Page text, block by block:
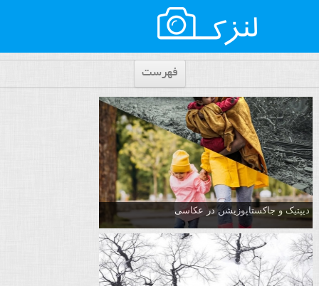
فهرست
دیپتیک و جاکستا‌پوزیشن در عکاسی